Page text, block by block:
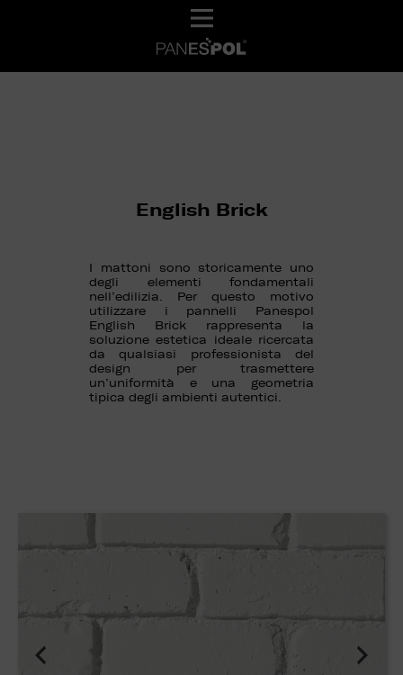
English Brick
I mattoni sono storicamente uno
degli elementi fondamentali
nell’edilizia. Per questo motivo
utilizzare i pannelli Panespol
English Brick rappresenta la
soluzione estetica ideale ricercata
da qualsiasi professionista del
design per trasmettere
un’uniformità e una geometria
tipica degli ambienti autentici.